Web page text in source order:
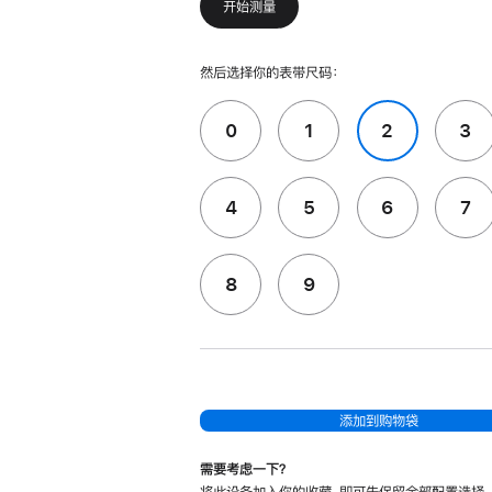
开始测量
然后选择你的表带尺码：
0 1 2 3
4 5 6 7
8 9
添加到购物袋
需要考虑一下？